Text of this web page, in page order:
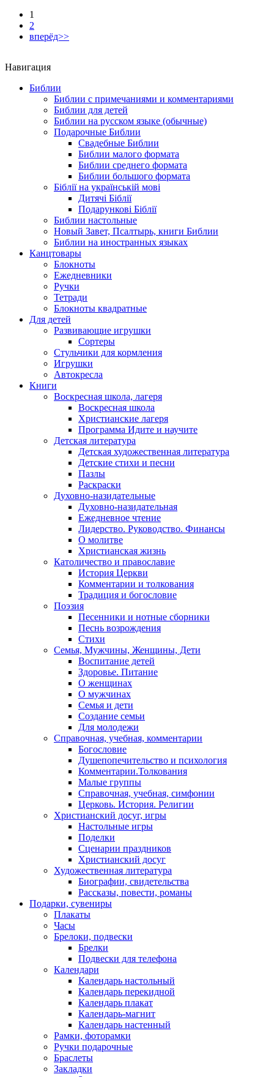
1
2
вперёд>>
Навигация
Библии
Библии с примечаниями и комментариями
Библии для детей
Библии на русском языке (обычные)
Подарочные Библии
Свадебные Библии
Библии малого формата
Библии среднего формата
Библии большого формата
Біблії на українській мові
Дитячі Біблії
Подарункові Біблії
Библии настольные
Новый Завет, Псалтырь, книги Библии
Библии на иностранных языках
Канцтовары
Блокноты
Ежедневники
Ручки
Тетради
Блокноты квадратные
Для детей
Развивающие игрушки
Сортеры
Стульчики для кормления
Игрушки
Автокресла
Книги
Воскресная школа, лагеря
Воскресная школа
Христианские лагеря
Программа Идите и научите
Детская литература
Детская художественная литература
Детские стихи и песни
Пазлы
Раскраски
Духовно-назидательные
Духовно-назидательная
Ежедневное чтение
Лидерство. Руководство. Финансы
О молитве
Христианская жизнь
Католичество и православие
История Церкви
Комментарии и толкования
Традиция и богословие
Поэзия
Песенники и нотные сборники
Песнь возрождения
Стихи
Семья, Мужчины, Женщины, Дети
Воспитание детей
Здоровье. Питание
О женщинах
О мужчинах
Семья и дети
Создание семьи
Для молодежи
Справочная, учебная, комментарии
Богословие
Душепопечительство и психология
Комментарии.Толкования
Малые группы
Справочная, учебная, симфонии
Церковь. История. Религии
Христианский досуг, игры
Настольные игры
Поделки
Сценарии праздников
Христианский досуг
Художественная литература
Биографии, свидетельства
Рассказы, повести, романы
Подарки, сувениры
Плакаты
Часы
Брелоки, подвески
Брелки
Подвески для телефона
Календари
Календарь настольный
Календарь перекидной
Календарь плакат
Календарь-магнит
Календарь настенный
Рамки, фоторамки
Ручки подарочные
Браслеты
Закладки